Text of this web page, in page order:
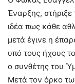
Έναρξης, στήριξε
ιδέα πως κάθε
μετά έγινε η
υπό τους ήχους
ο συνθέτης του
Μετά τον όρκο